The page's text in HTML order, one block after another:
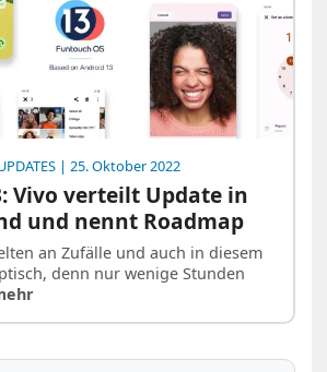
| 25. Oktober 2022
Vivo verteilt Update in
und nennt Roadmap
an Zufälle und auch in diesem
denn nur wenige Stunden